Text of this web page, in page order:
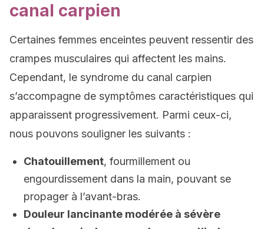
canal carpien
Certaines femmes enceintes peuvent ressentir des
crampes musculaires qui affectent les mains.
Cependant, le syndrome du canal carpien
s’accompagne de symptômes caractéristiques qui
apparaissent progressivement. Parmi ceux-ci,
nous pouvons souligner les suivants :
Chatouillement, fourmillement ou
engourdissement dans la main, pouvant se
propager à l’avant-bras.
Douleur lancinante modérée à sévère